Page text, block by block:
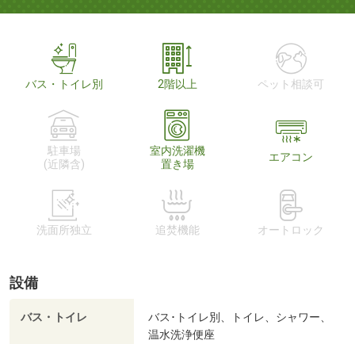
バス・トイレ別 2階以上 ペット相談可
駐車場
(近隣含)
室内洗濯機
置き場
エアコン
洗面所独立 追焚機能 オートロック
設備
バス・トイレ
バス･トイレ別、トイレ、シャワー、
温水洗浄便座